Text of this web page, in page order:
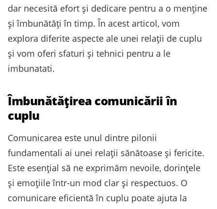
dar necesită efort și dedicare pentru a o menține
și îmbunătăți în timp. În acest articol, vom
explora diferite aspecte ale unei relații de cuplu
și vom oferi sfaturi și tehnici pentru a le
imbunatati.
Îmbunătățirea comunicării în
cuplu
Comunicarea este unul dintre pilonii
fundamentali ai unei relații sănătoase și fericite.
Este esențial să ne exprimăm nevoile, dorințele
și emoțiile într-un mod clar și respectuos. O
comunicare eficientă în cuplu poate ajuta la